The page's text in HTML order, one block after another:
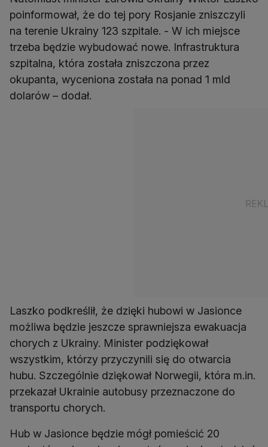
poinformował, że do tej pory Rosjanie zniszczyli
na terenie Ukrainy 123 szpitale. - W ich miejsce
trzeba będzie wybudować nowe. Infrastruktura
szpitalna, która została zniszczona przez
okupanta, wyceniona została na ponad 1 mld
dolarów – dodał.
Laszko podkreślił, że dzięki hubowi w Jasionce
możliwa będzie jeszcze sprawniejsza ewakuacja
chorych z Ukrainy. Minister podziękował
wszystkim, którzy przyczynili się do otwarcia
hubu. Szczególnie dziękował Norwegii, która m.in.
przekazał Ukrainie autobusy przeznaczone do
transportu chorych.
Hub w Jasionce będzie mógł pomieścić 20